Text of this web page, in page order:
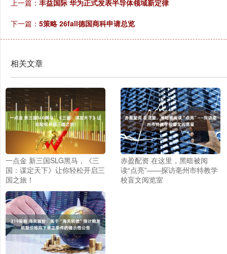
上一篇： 丰益国际 华为正式发表半导体领域新定律
下一篇： 5策略 26fall德国商科申请总览
相关文章
一点金 新三国SLG黑马，《三
国：谋定天下》让你轻松开启三
国之旅！
赤盈配资 在这里，黑暗被阅
读“点亮”——探访亳州市特教学
校盲文阅览室